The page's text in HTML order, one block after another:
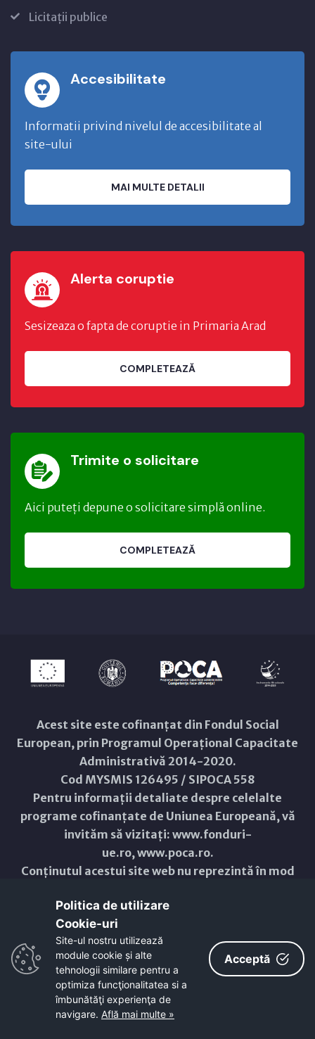
Licitații publice
Accesibilitate
Informatii privind nivelul de accesibilitate al
site-ului
MAI MULTE DETALII
Alerta coruptie
Sesizeaza o fapta de coruptie in Primaria Arad
COMPLETEAZĂ
Trimite o solicitare
Aici puteți depune o solicitare simplă online.
COMPLETEAZĂ
Acest site este cofinanțat din Fondul Social
European, prin Programul Operațional Capacitate
Administrativă 2014-2020.
Cod MYSMIS 126495 / SIPOCA 558
Pentru informații detaliate despre celelalte
programe cofinanțate de Uniunea Europeană, vă
invităm să vizitați: www.fonduri-
ue.ro, www.poca.ro.
Conținutul acestui site web nu reprezintă în mod
Întreaga responsabilitate asupra corectitudinii și
coerenței informațiilor prezentate revine
inițiatorilor site-ului web.
Copyright © 2021 - 2026 -Primăria Municipiului ARAD
ResponsiveVoice
used under
Non-Commercial License
Politica de utilizare
Cookie-uri‎
Site-ul nostru utilizează
module cookie și alte
tehnologii similare pentru a
optimiza funcţionalitatea si a
îmbunătăţi experienţa de
navigare. Află mai multe »
Acceptă